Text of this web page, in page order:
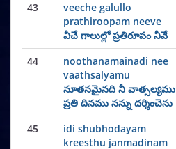
43
veeche galullo
prathiroopam neeve
వీచే గాలుల్లో ప్రతిరూపం నీవే
44
noothanamainadi nee
vaathsalyamu
నూతనమైనది నీ వాత్సల్యము
ప్రతి దినము నన్ను దర్శించెను
45
idi shubhodayam
kreesthu janmadinam